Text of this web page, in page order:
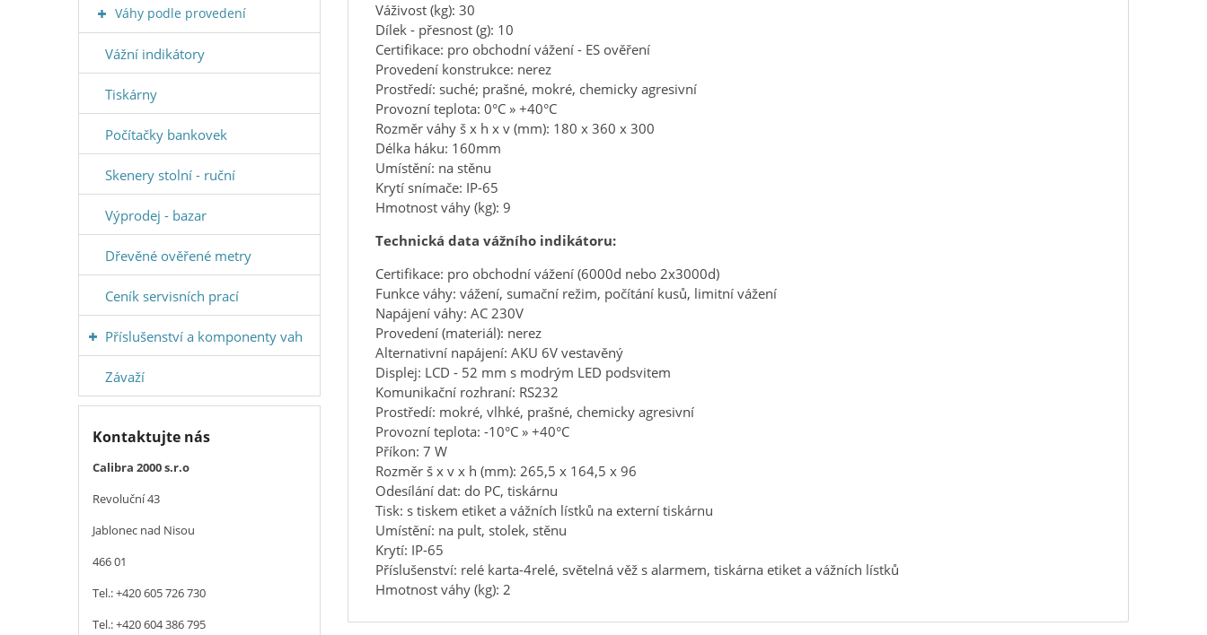
Váživost (kg): 30
Dílek - přesnost (g): 10
Certifikace: pro obchodní vážení - ES ověření
Provedení konstrukce: nerez
Prostředí: suché; prašné, mokré, chemicky agresivní
Provozní teplota: 0°C » +40°C
Rozměr váhy š x h x v (mm): 180 x 360 x 300
Délka háku: 160mm
Umístění: na stěnu
Krytí snímače: IP-65
Hmotnost váhy (kg): 9
Technická data vážního indikátoru:
Certifikace: pro obchodní vážení (6000d nebo 2x3000d)
Funkce váhy: vážení, sumační režim, počítání kusů, limitní vážení
Napájení váhy: AC 230V
Provedení (materiál): nerez
Alternativní napájení: AKU 6V vestavěný
Displej: LCD - 52 mm s modrým LED podsvitem
Komunikační rozhraní: RS232
Prostředí: mokré, vlhké, prašné, chemicky agresivní
Provozní teplota: -10°C » +40°C
Příkon: 7 W
Rozměr š x v x h (mm): 265,5 x 164,5 x 96
Odesílání dat: do PC, tiskárnu
Tisk: s tiskem etiket a vážních lístků na externí tiskárnu
Umístění: na pult, stolek, stěnu
Krytí: IP-65
Příslušenství: relé karta-4relé, světelná věž s alarmem, tiskárna etiket a vážních lístků
Hmotnost váhy (kg): 2
Váhy podle provedení
Vážní indikátory
Tiskárny
Počítačky bankovek
Skenery stolní - ruční
Výprodej - bazar
Dřevěné ověřené metry
Ceník servisních prací
Příslušenství a komponenty vah
Závaží
Kontaktujte nás
Calibra 2000 s.r.o
Revoluční 43
Jablonec nad Nisou
466 01
Tel.: +420 605 726 730
Tel.: +420 604 386 795